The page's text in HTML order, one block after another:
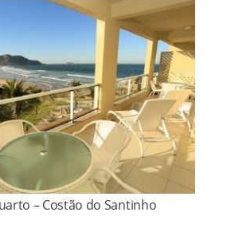
– Costão do Santinho